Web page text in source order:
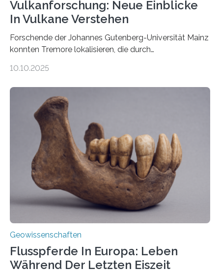
Vulkanforschung: Neue Einblicke
In Vulkane Verstehen
Forschende der Johannes Gutenberg-Universität Mainz
konnten Tremore lokalisieren, die durch
Vulkan? Was passiert in der Erde darunter? Wo
erzeugt durch Magma oder Gase, die sich durch
Schlote einen Weg nach oben bahnen? Jun.-Prof. Dr.
Miriam Christina Reiss, Vulkanseismologin an der
Johannes Gutenberg-Universität Mainz (JGU), und ihr
Team haben am Vulkan Oldoinyo Lengai in Tansania
solche Tremore lokalisiert. „Wir konnten die Tremore
nicht nur nachweisen, sondern ihren Ort in…
10.10.2025
Geowissenschaften
Flusspferde In Europa: Leben
Während Der Letzten Eiszeit